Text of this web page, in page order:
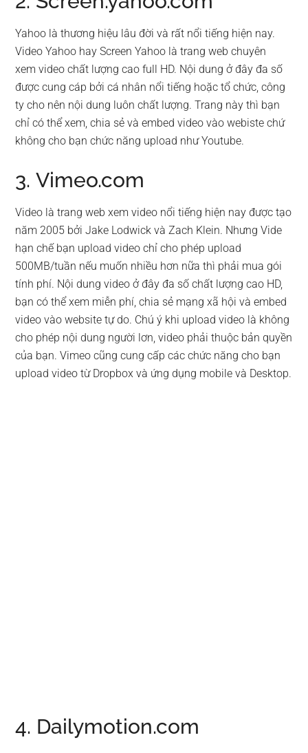
Yahoo là thương hiệu lâu đời và rất nổi tiếng hiện nay.
Video Yahoo hay Screen Yahoo là trang web chuyên
xem video chất lượng cao full HD. Nội dung ở đây đa số
được cung cáp bởi cá nhân nổi tiếng hoặc tổ chức, công
ty cho nên nội dung luôn chất lượng. Trang này thì bạn
chỉ có thể xem, chia sẻ và embed video vào webiste chứ
không cho bạn chức năng upload như Youtube.
3. Vimeo.com
Video là trang web xem video nổi tiếng hiện nay được tạo
năm 2005 bởi Jake Lodwick và Zach Klein. Nhưng Vide
hạn chế bạn upload video chỉ cho phép upload
500MB/tuần nếu muốn nhiều hơn nữa thì phải mua gói
tính phí. Nội dung video ở đây đa số chất lượng cao HD,
bạn có thể xem miễn phí, chia sẻ mạng xã hội và embed
video vào website tự do. Chú ý khi upload video là không
cho phép nội dung người lơn, video phải thuộc bản quyền
của bạn. Vimeo cũng cung cấp các chức năng cho bạn
upload video từ Dropbox và ứng dụng mobile và Desktop.
4. Dailymotion.com